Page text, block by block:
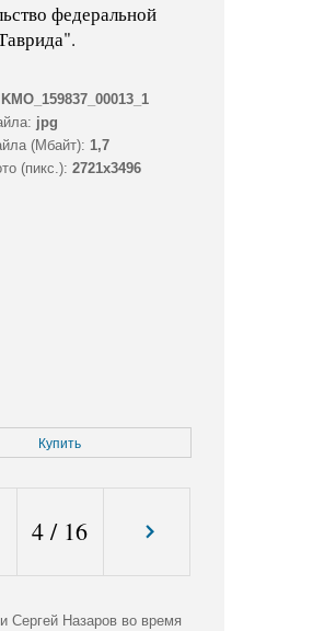
федеральной
KMO_159837_00013_1
jpg
(Мбайт): 1,7
(пикс.): 2721x3496
Купить
4 / 16
Сергей Назаров во время